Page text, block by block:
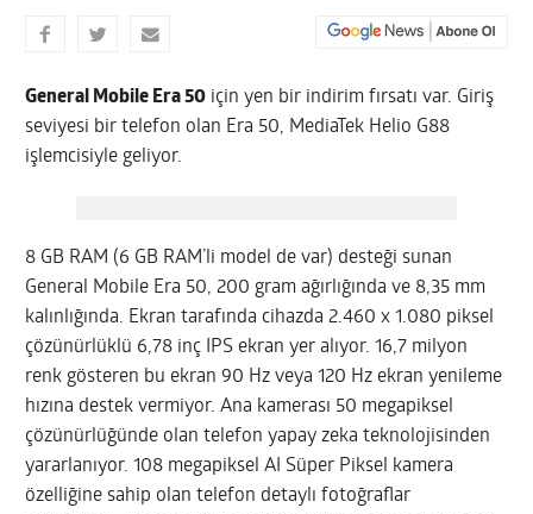
General Mobile Era 50 için yen bir indirim fırsatı var. Giriş
seviyesi bir telefon olan Era 50, MediaTek Helio G88
işlemcisiyle geliyor.
8 GB RAM (6 GB RAM’li model de var) desteği sunan
General Mobile Era 50, 200 gram ağırlığında ve 8,35 mm
kalınlığında. Ekran tarafında cihazda 2.460 x 1.080 piksel
çözünürlüklü 6,78 inç IPS ekran yer alıyor. 16,7 milyon
renk gösteren bu ekran 90 Hz veya 120 Hz ekran yenileme
hızına destek vermiyor. Ana kamerası 50 megapiksel
çözünürlüğünde olan telefon yapay zeka teknolojisinden
yararlanıyor. 108 megapiksel AI Süper Piksel kamera
özelliğine sahip olan telefon detaylı fotoğraflar